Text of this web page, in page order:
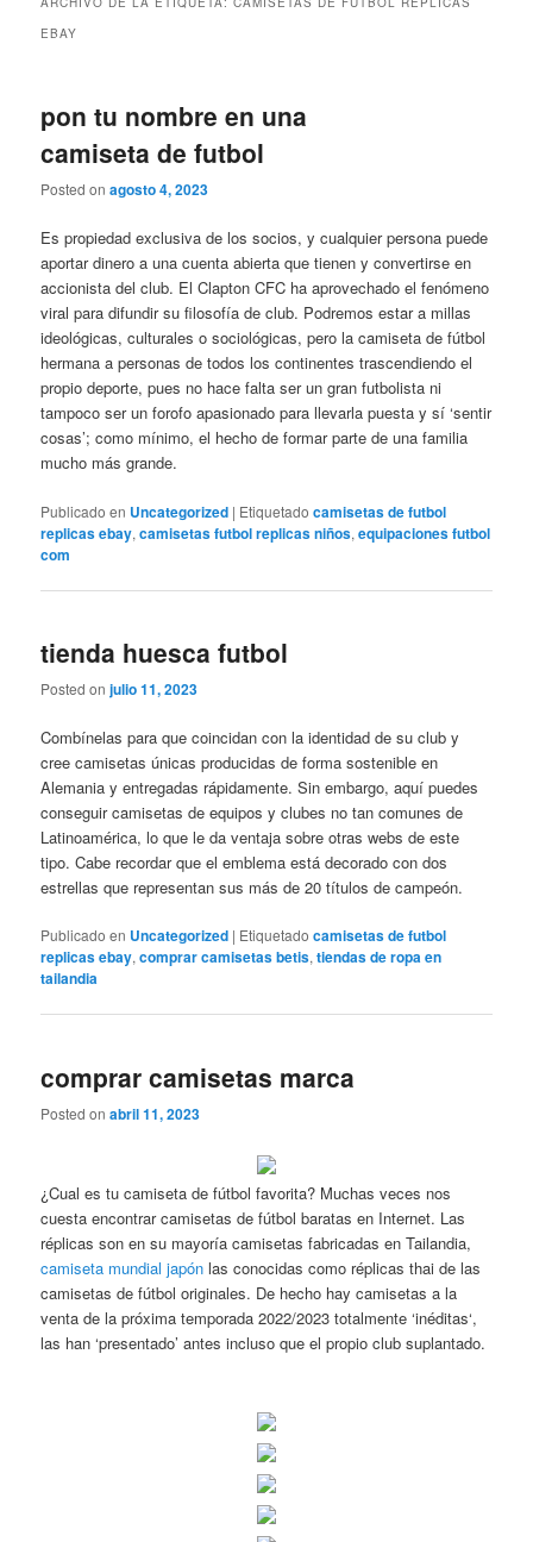
EBAY
pon tu nombre en una
camiseta de futbol
Posted onagosto 4, 2023
Es propiedad exclusiva de los socios, y cualquier persona puede
aportar dinero a una cuenta abierta que tienen y convertirse en
accionista del club. El Clapton CFC ha aprovechado el fenómeno
viral para difundir su filosofía de club. Podremos estar a millas
ideológicas, culturales o sociológicas, pero la camiseta de fútbol
hermana a personas de todos los continentes trascendiendo el
propio deporte, pues no hace falta ser un gran futbolista ni
tampoco ser un forofo apasionado para llevarla puesta y sí ‘sentir
cosas’; como mínimo, el hecho de formar parte de una familia
mucho más grande.
Publicado en Uncategorized | Etiquetado camisetas de futbol
replicas ebay,camisetas futbol replicas niños,equipaciones futbol
com
tienda huesca futbol
Posted onjulio 11, 2023
Combínelas para que coincidan con la identidad de su club y
cree camisetas únicas producidas de forma sostenible en
Alemania y entregadas rápidamente. Sin embargo, aquí puedes
conseguir camisetas de equipos y clubes no tan comunes de
Latinoamérica, lo que le da ventaja sobre otras webs de este
tipo. Cabe recordar que el emblema está decorado con dos
estrellas que representan sus más de 20 títulos de campeón.
Publicado en Uncategorized | Etiquetado camisetas de futbol
replicas ebay,comprar camisetas betis,tiendas de ropa en
tailandia
comprar camisetas marca
Posted onabril 11, 2023
¿Cual es tu camiseta de fútbol favorita? Muchas veces nos
cuesta encontrar camisetas de fútbol baratas en Internet. Las
réplicas son en su mayoría camisetas fabricadas en Tailandia,
camiseta mundial japón las conocidas como réplicas thai de las
camisetas de fútbol originales. De hecho hay camisetas a la
venta de la próxima temporada 2022/2023 totalmente ‘inéditas‘,
las han ‘presentado’ antes incluso que el propio club suplantado.